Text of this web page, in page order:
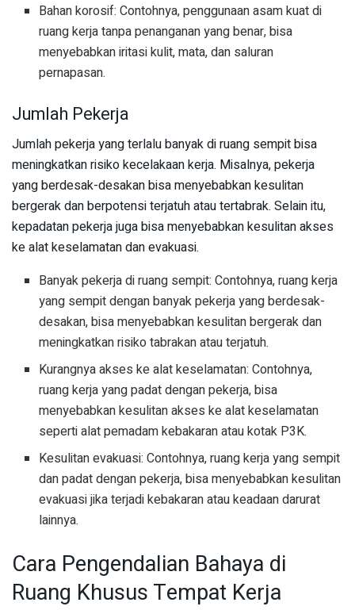
Bahan korosif: Contohnya, penggunaan asam kuat di
ruang kerja tanpa penanganan yang benar, bisa
menyebabkan iritasi kulit, mata, dan saluran
pernapasan.
Jumlah Pekerja
Jumlah pekerja yang terlalu banyak di ruang sempit bisa
meningkatkan risiko kecelakaan kerja. Misalnya, pekerja
yang berdesak-desakan bisa menyebabkan kesulitan
bergerak dan berpotensi terjatuh atau tertabrak. Selain itu,
kepadatan pekerja juga bisa menyebabkan kesulitan akses
ke alat keselamatan dan evakuasi.
Banyak pekerja di ruang sempit: Contohnya, ruang kerja
yang sempit dengan banyak pekerja yang berdesak-
desakan, bisa menyebabkan kesulitan bergerak dan
meningkatkan risiko tabrakan atau terjatuh.
Kurangnya akses ke alat keselamatan: Contohnya,
ruang kerja yang padat dengan pekerja, bisa
menyebabkan kesulitan akses ke alat keselamatan
seperti alat pemadam kebakaran atau kotak P3K.
Kesulitan evakuasi: Contohnya, ruang kerja yang sempit
dan padat dengan pekerja, bisa menyebabkan kesulitan
evakuasi jika terjadi kebakaran atau keadaan darurat
lainnya.
Cara Pengendalian Bahaya di
Ruang Khusus Tempat Kerja